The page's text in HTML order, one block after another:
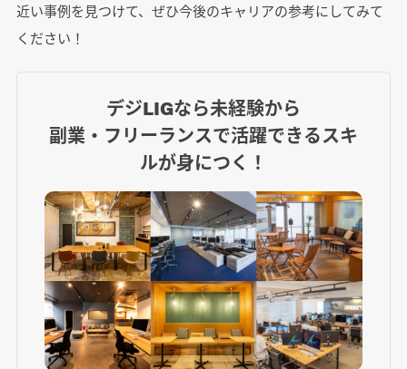
近い事例を見つけて、ぜひ今後のキャリアの参考にしてみて
ください！
デジLIGなら未経験から
副業・フリーランスで活躍できるスキ
ルが身につく！